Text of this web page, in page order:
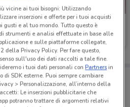
km
VisionOttica
Scade il 31/08 3.6 km
sempre con te!
migliori offerte dei negozi vicino a te,
la tua lista del risparmio, comodamente
vicine ai tuoi bisogni: Utilizzando
inserzioni e offerte per i tuoi acquisti
e al tuo mondo. Tutto questo è
strumenti e analisi effettuate in base alle
e sulle piattaforme collegate,
della Privacy Policy. Per fare questo,
sull'uso dei dati raccolti a tale fine.
i tuoi dati personali conPartnersin
di SDK esterne. Puoi sempre cambiare
> Personalizzazione, all’interno della
Le inserzioni pubblicitarie che
potranno trattare di argomenti relativi